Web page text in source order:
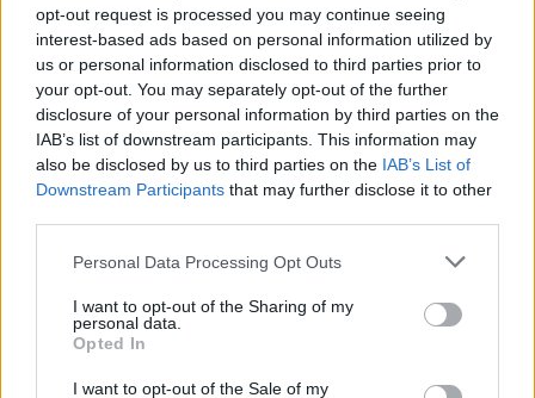
opt-out request is processed you may continue seeing
interest-based ads based on personal information utilized by
us or personal information disclosed to third parties prior to
your opt-out. You may separately opt-out of the further
disclosure of your personal information by third parties on the
IAB’s list of downstream participants. This information may
also be disclosed by us to third parties on the IAB’s List of
Downstream Participants that may further disclose it to other
Please note that this website/app uses one or more Google
not limited to your visit or usage behaviour. You may click to
grant or deny consent to Google and its third-party tags to
use your data for below specified purposes in below Google
consent section.
Personal Data Processing Opt Outs
I want to opt-out of the Sharing of my
personal data.
Opted In
I want to opt-out of the Sale of my
FLASH FOCUS